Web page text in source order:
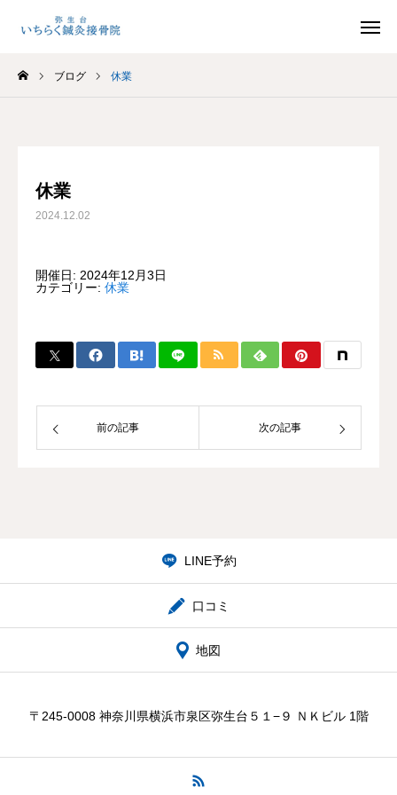
ブログ 休業
休業
2024.12.02
開催日: 2024年12月3日
カテゴリー: 休業
前の記事 次の記事
LINE予約
口コミ
地図
〒245-0008 神奈川県横浜市泉区弥生台５１−９ ＮＫビル 1階
ホーム
診療の流れ
施術メニュー
院概要・アクセス